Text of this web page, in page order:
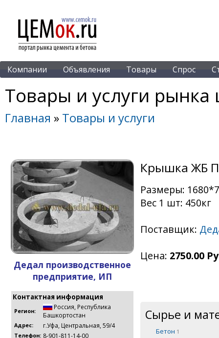
Компании Объявления Товары Спрос
Товары и услуги рынка
Главная » Товары и услуги
Дедал производственное
предприятие, ИП
Контактная информация
Регион: Россия, Республика
Башкортостан
Адрес: г.Уфа, Центральная, 59/4
Телефон: 8-901-811-14-00
Крышка ЖБ
Размеры:
Вес 1 шт: 450кг
Поставщик:
Цена: 2750.00
Сырье и
Бетон 1